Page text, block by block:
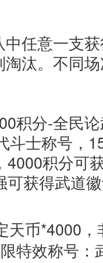
任意一支
汰。不同
积分-全民
斗士称号，
4000积分可
可获得武道
天币*4000
特效称号